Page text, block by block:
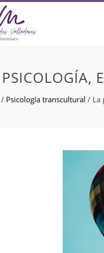
/ Psicología transcultural / La